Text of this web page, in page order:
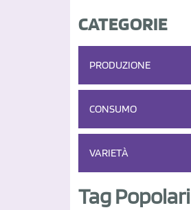
CATEGORIE
PRODUZIONE
CONSUMO
VARIETÀ
Tag Popolari